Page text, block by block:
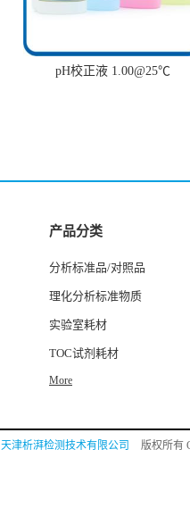
pH校正液 1.00@25℃
产品分类
分析标准品/对照品
理化分析标准物质
实验室耗材
TOC试剂耗材
More
天津析湃检测技术有限公司 版权所有